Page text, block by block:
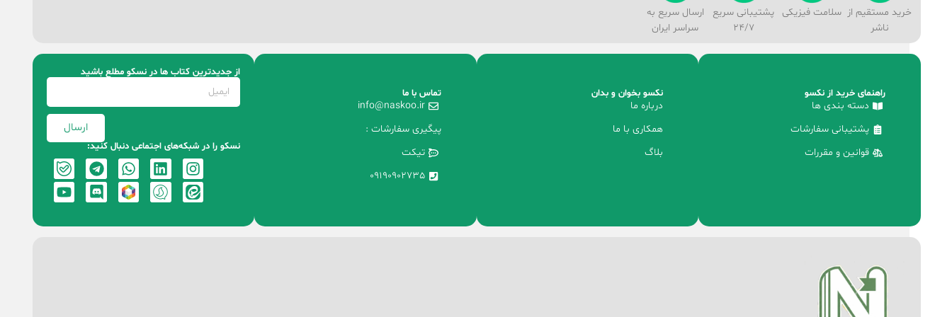
خرید مستقیم از
ناشر
سلامت فیزیکی
پشتیبانی سریع
24/7
ارسال سریع به
سراسر ایران
راهنمای خرید از نکسو
دسته بندی ها
پشتیبانی سفارشات
قوانین و مقررات
نکسو بخوان و بدان
درباره ما
همکاری با ما
بلاگ
تماس با ما
info@naskoo.ir
پیگیری سفارشات :
تیکت
09190902735
از جدیدترین کتاب‌ ها در نسکو مطلع باشید
ارسال
نسکو را در شبکه‌های اجتماعی دنبال کنید: